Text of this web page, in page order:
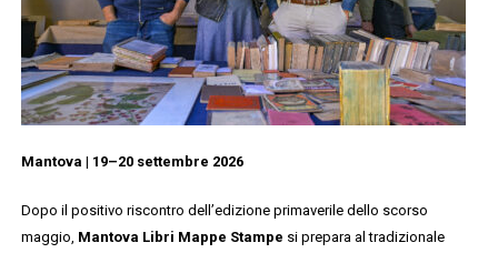
Mantova | 19–20 settembre 2026
Dopo il positivo riscontro dell’edizione primaverile dello scorso
maggio, Mantova Libri Mappe Stampe si prepara al tradizionale